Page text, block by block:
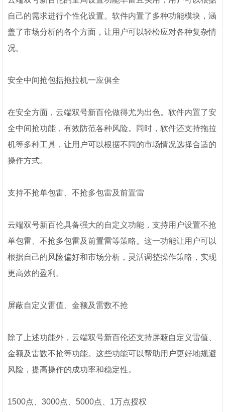
自己的需求进行个性化设置。软件内置了多种功能模块，涵
盖了市场分析的各个方面，让用户可以轻松应对各种复杂情
况。
安全中间抢包括拖拉机一应俱全
在安全方面，云端双号新百伦做得尤为出色。软件内置了安
全中间抢功能，有效防范各种风险。同时，软件还支持拖拉
机等多种工具，让用户可以根据不同的市场情况选择合适的
操作方式。
支持不抢单包雷、不抢多包雷及前置雷
云端双号新百伦具备强大的自定义功能，支持用户设置不抢
单包雷、不抢多包雷及前置雷等策略。这一功能让用户可以
根据自己的风险偏好和市场分析，灵活调整操作策略，实现
更高效的盈利。
屏蔽自定义雷值、金额及雷数不抢
除了上述功能外，云端双号新百伦还支持屏蔽自定义雷值、
金额及雷数不抢等功能。这些功能可以帮助用户更好地规避
风险，提高操作的成功率和稳定性。
1500点、3000点、5000点、1万点授权